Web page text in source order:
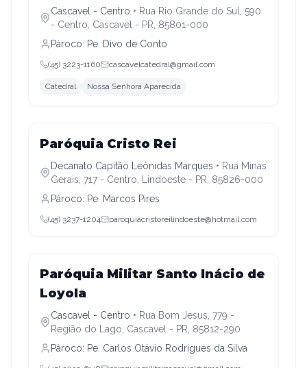
Cascavel - Centro • Rua Rio Grande do Sul, 590
- Centro, Cascavel - PR, 85801-000
Pároco: Pe. Divo de Conto
(45) 3223-1160 cascavelcatedral@gmail.com
Catedral Nossa Senhora Aparecida
Decanato Capitão Leônidas Marques
Paróquia Cristo Rei
Decanato Capitão Leônidas Marques • Rua Minas
Gerais, 717 - Centro, Lindoeste - PR, 85826-000
Pároco: Pe. Marcos Pires
(45) 3237-1204 paroquiacristoreilindoeste@hotmail.com
Cascavel - Centro
Paróquia Militar Santo Inácio de
Loyola
Cascavel - Centro • Rua Bom Jesus, 779 -
Região do Lago, Cascavel - PR, 85812-290
Pároco: Pe. Carlos Otávio Rodrigues da Silva